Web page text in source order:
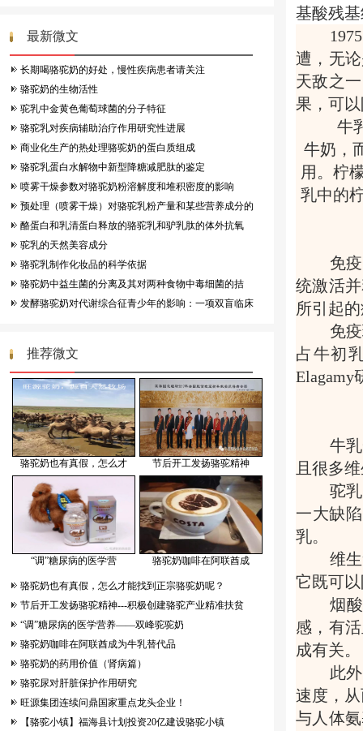
最新微文
长期喝骆驼奶的好处，慢性疾病患者请关注
骆驼奶的生物活性
驼乳中金黄色葡萄球菌的分子特征
骆驼乳对疾病辅助治疗作用研究性进展
商业化生产的热处理骆驼奶的蛋白质组成
骆驼乳蛋白水解物中新型降糖减肥肽的鉴定
喷雾干燥参数对骆驼奶粉溶解度和堆积密度的影响
预处理（喷雾干燥）对骆驼乳粉产量和某些营养成分的
酪蛋白和乳清蛋白释放的骆驼乳和驴乳肽的体外抗氧
驼乳的天然美容成分
骆驼乳制作化妆品的科学依据
骆驼奶中益生菌的分离及其对两种食物中毒细菌的拮
发酵骆驼奶对代谢综合征青少年的影响：一项双盲临床
推荐微文
骆驼奶也有真假，怎么才 节后开工发扬骆驼精神
“调”糖尿病的医学营 骆驼奶咖啡在阿联酋成
骆驼奶也有真假，怎么才能找到正宗骆驼奶呢？
节后开工发扬骆驼精神---积极创建骆驼产业精准扶贫
“调”糖尿病的医学营养——双峰驼驼奶
骆驼奶咖啡在阿联酋成为牛乳替代品
骆驼奶的药用价值（肾病篇）
骆驼尿对肝脏保护作用研究
旺源集团连续问鼎国家重点龙头企业！
【骆驼小镇】福海县计划投资20亿建设骆驼小镇
基酸残
遭，无
天敌之
果，可
牛
牛奶，
用。柠
乳中的
免
统激活
所引起
免
占牛初
Elagamy
牛
且很多
驼
一大缺
乳。
维
它既可
烟
感，有
成有关。
此
速度，
与人体